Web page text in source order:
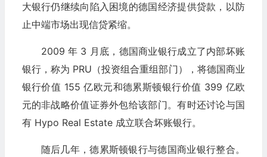
大银行仍继续向陷入困境的德国经济提供贷款，以防
止中端市场出现信贷紧缩。
2009 年 3 月底，德国商业银行成立了内部坏账
银行，称为 PRU（投资组合重组部门），将德国商业
银行价值 155 亿欧元和德累斯顿银行价值 399 亿欧
元的非战略价值证券外包给该部门。有时还讨论与国
有 Hypo Real Estate 成立联合坏账银行。
随后几年，德累斯顿银行与德国商业银行整合。